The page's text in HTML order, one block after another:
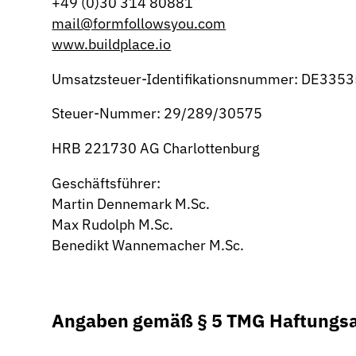
mail@formfollowsyou.com
www.buildplace.io
Umsatzsteuer-Identifikationsnummer:
Steuer-Nummer: 29/289/30575
HRB 221730 AG Charlottenburg
Geschäftsführer:
Martin Dennemark M.Sc.
Max Rudolph M.Sc.
Benedikt Wannemacher M.Sc.
Angaben gemäß § 5 TMG